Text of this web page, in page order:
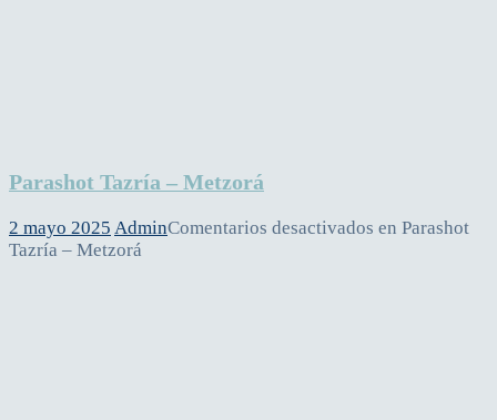
Parashot Tazría – Metzorá
2 mayo 2025 AdminComentarios desactivados en Parashot
Tazría – Metzorá